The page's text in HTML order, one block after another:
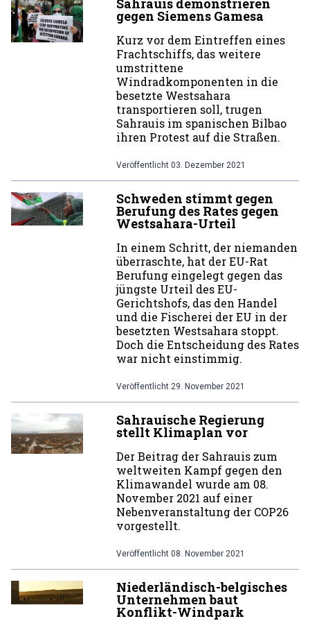
Sahrauis demonstrieren
gegen Siemens Gamesa
Kurz vor dem Eintreffen eines
Frachtschiffs, das weitere
umstrittene
Windradkomponenten in die
besetzte Westsahara
transportieren soll, trugen
Sahrauis im spanischen Bilbao
ihren Protest auf die Straßen.
Veröffentlicht 03. Dezember 2021
Schweden stimmt gegen
Berufung des Rates gegen
Westsahara-Urteil
In einem Schritt, der niemanden
überraschte, hat der EU-Rat
Berufung eingelegt gegen das
jüngste Urteil des EU-
Gerichtshofs, das den Handel
und die Fischerei der EU in der
besetzten Westsahara stoppt.
Doch die Entscheidung des Rates
war nicht einstimmig.
Veröffentlicht 29. November 2021
Sahrauische Regierung
stellt Klimaplan vor
Der Beitrag der Sahrauis zum
weltweiten Kampf gegen den
Klimawandel wurde am 08.
November 2021 auf einer
Nebenveranstaltung der COP26
vorgestellt.
Veröffentlicht 08. November 2021
Niederländisch-belgisches
Unternehmen baut
Konflikt-Windpark